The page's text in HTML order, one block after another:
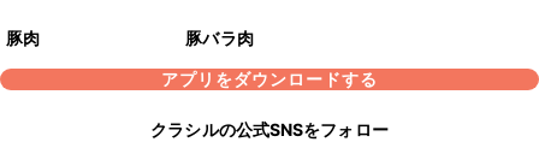
豚肉
豚バラ肉
アプリをダウンロードする
クラシルの公式SNSをフォロー